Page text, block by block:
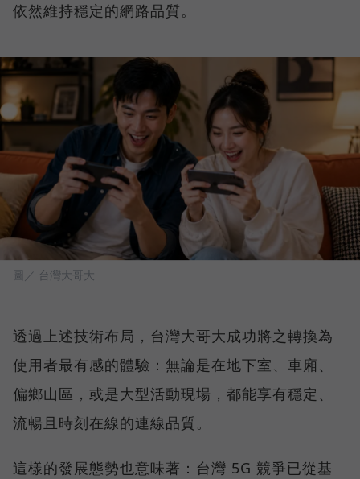
依然維持穩定的網路品質。
圖／ 台灣大哥大
透過上述技術布局，台灣大哥大成功將之轉換為
使用者最有感的體驗：無論是在地下室、車廂、
偏鄉山區，或是大型活動現場，都能享有穩定、
流暢且時刻在線的連線品質。
這樣的發展態勢也意味著：台灣 5G 競爭已從基